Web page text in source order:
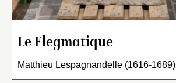
Le Flegmatique
Matthieu Lespagnandelle (1616-1689)